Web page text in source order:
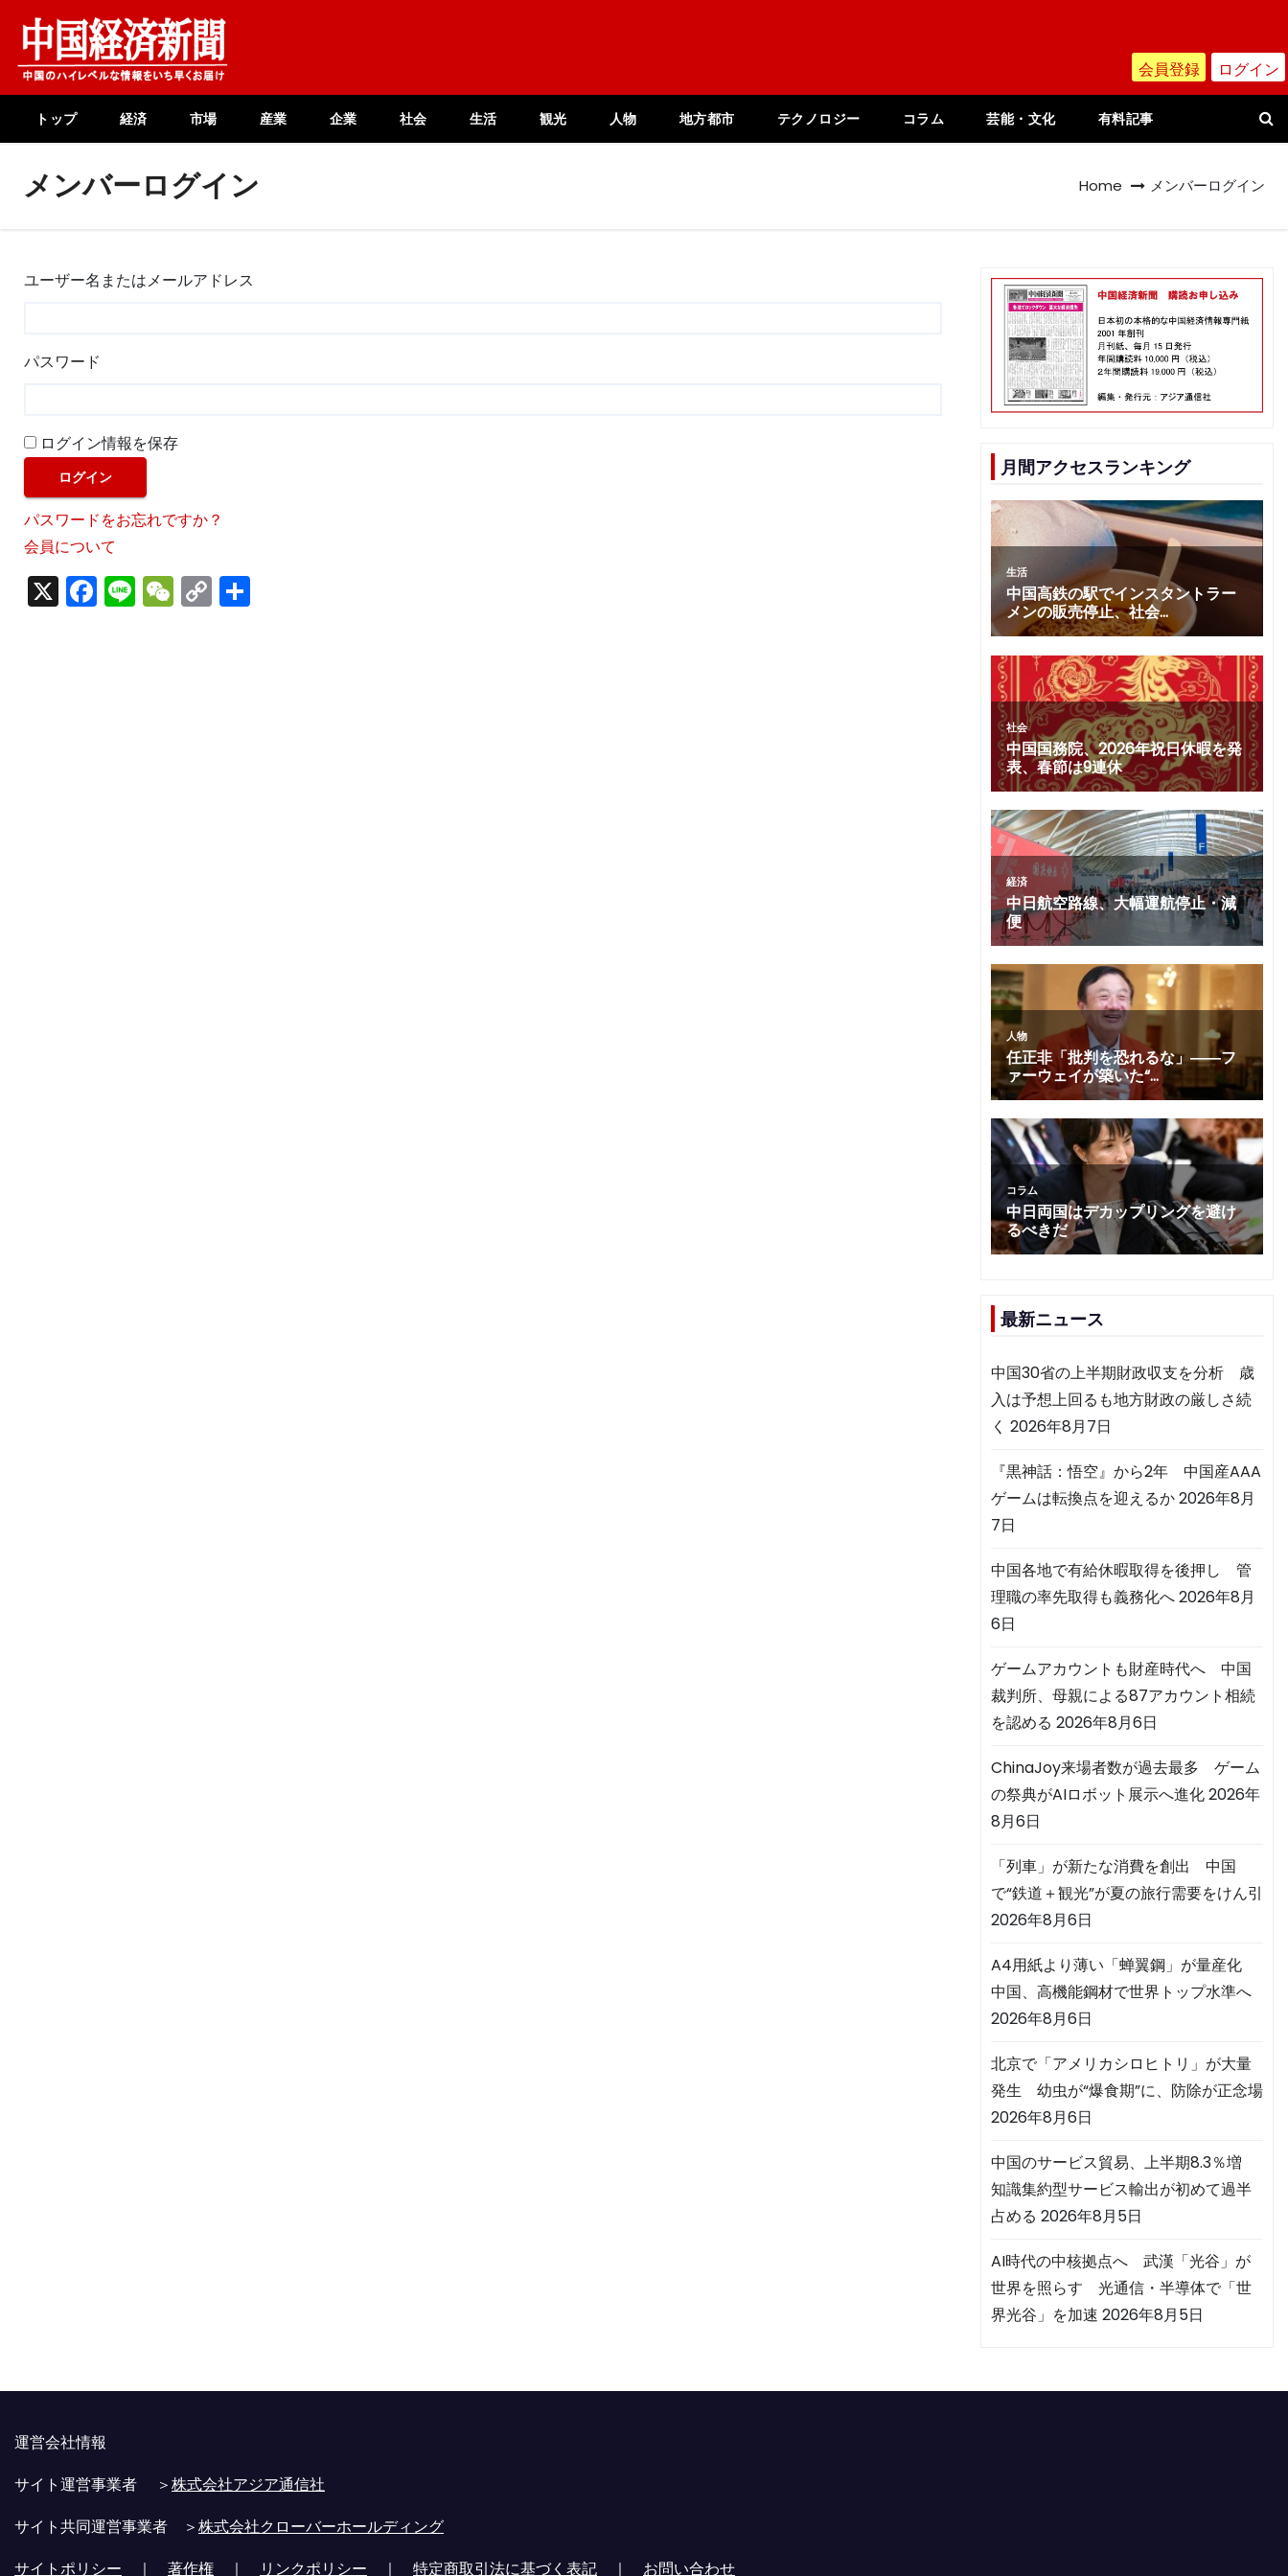
content
会員登録 ログイン
トップ 経済 市場 産業 企業 社会 生活 観光 人物 地方都市 テクノロジー コラム 芸能・文化 有料記事
メンバーログイン Home メンバーログイン
ユーザー名またはメールアドレス
パスワード
ログイン情報を保存
パスワードをお忘れですか？
会員について
X F
a
Li
n
W
e
C
o
月間アクセスランキング
最新ニュース
中国30省の上半期財政収支を分析 歳
入は予想上回るも地方財政の厳しさ続
く 2026年8月7日
『黒神話：悟空』から2年 中国産AAA
ゲームは転換点を迎えるか2026年8月
7日
中国各地で有給休暇取得を後押し 管
理職の率先取得も義務化へ2026年8月
6日
ゲームアカウントも財産時代へ 中国
裁判所、母親による87アカウント相続
を認める 2026年8月6日
ChinaJoy来場者数が過去最多 ゲーム
の祭典がAIロボット展示へ進化2026年
8月6日
「列車」が新たな消費を創出 中国
で“鉄道＋観光”が夏の旅行需要をけん引
2026年8月6日
A4用紙より薄い「蝉翼鋼」が量産化
中国、高機能鋼材で世界トップ水準へ
2026年8月6日
北京で「アメリカシロヒトリ」が大量
発生 幼虫が“爆食期”に、防除が正念場
2026年8月6日
中国のサービス貿易、上半期8.3％増
知識集約型サービス輸出が初めて過半
占める 2026年8月5日
AI時代の中核拠点へ 武漢「光谷」が
世界を照らす 光通信・半導体で「世
界光谷」を加速 2026年8月5日
運営会社情報
サイト運営事業者 ＞株式会社アジア通信社
サイト共同運営事業者 ＞株式会社クローバーホールディング
サイトポリシー ｜ 著作権 ｜ リンクポリシー ｜ 特定商取引法に基づく表記 ｜ お問い合わせ